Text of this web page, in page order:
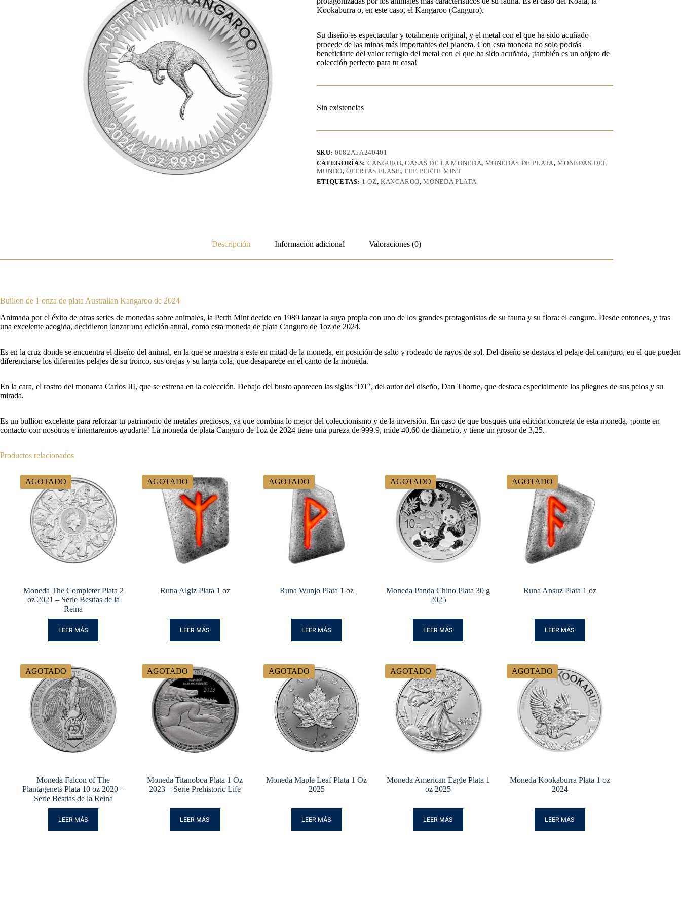
Kookaburra o, en este caso, el Kangaroo (Canguro).
Su diseño es espectacular y totalmente original, y el metal con el que ha sido acuñado
procede de las minas más importantes del planeta. Con esta moneda no solo podrás
beneficiarte del valor refugio del metal con el que ha sido acuñada, ¡también es un objeto de
colección perfecto para tu casa!
Sin existencias
SKU:0082A5A240401
CATEGORÍAS: CANGURO,CASAS DE LA MONEDA, MONEDAS DE PLATA,MONEDAS DEL
MUNDO,OFERTAS FLASH,THE PERTH MINT
ETIQUETAS: 1 OZ, KANGAROO,MONEDA PLATA
Descripción Información adicional Valoraciones (0)
Bullion de 1 onza de plata Australian Kangaroo de 2024
Animada por el éxito de otras series de monedas sobre animales, la Perth Mint decide en 1989 lanzar la suya propia con uno de los grandes protagonistas de su fauna y su flora: el canguro. Desde entonces, y tras
una excelente acogida, decidieron lanzar una edición anual, como esta moneda de plata Canguro de 1oz de 2024.
Es en la cruz donde se encuentra el diseño del animal, en la que se muestra a este en mitad de la moneda, en posición de salto y rodeado de rayos de sol. Del diseño se destaca el pelaje del canguro, en el que pueden
diferenciarse los diferentes pelajes de su tronco, sus orejas y su larga cola, que desaparece en el canto de la moneda.
En la cara, el rostro del monarca Carlos III, que se estrena en la colección. Debajo del busto aparecen las siglas ‘DT’, del autor del diseño, Dan Thorne, que destaca especialmente los pliegues de sus pelos y su
mirada.
Es un bullion excelente para reforzar tu patrimonio de metales preciosos, ya que combina lo mejor del coleccionismo y de la inversión. En caso de que busques una edición concreta de esta moneda, ¡ponte en
contacto con nosotros e intentaremos ayudarte! La moneda de plata Canguro de 1oz de 2024 tiene una pureza de 999.9, mide 40,60 de diámetro, y tiene un grosor de 3,25.
Productos relacionados
AGOTADO
Moneda The Completer Plata 2
oz 2021 – Serie Bestias de la
Reina
LEER MÁS
AGOTADO
Runa Algiz Plata 1 oz
LEER MÁS
AGOTADO
Runa Wunjo Plata 1 oz
LEER MÁS
AGOTADO
Moneda Panda Chino Plata 30 g
2025
LEER MÁS
AGOTADO
Runa Ansuz Plata 1 oz
LEER MÁS
AGOTADO
Moneda Falcon of The
Plantagenets Plata 10 oz 2020 –
Serie Bestias de la Reina
LEER MÁS
AGOTADO
Moneda Titanoboa Plata 1 Oz
2023 – Serie Prehistoric Life
LEER MÁS
AGOTADO
Moneda Maple Leaf Plata 1 Oz
2025
LEER MÁS
AGOTADO
Moneda American Eagle Plata 1
oz 2025
LEER MÁS
AGOTADO
Moneda Kookaburra Plata 1 oz
2024
LEER MÁS